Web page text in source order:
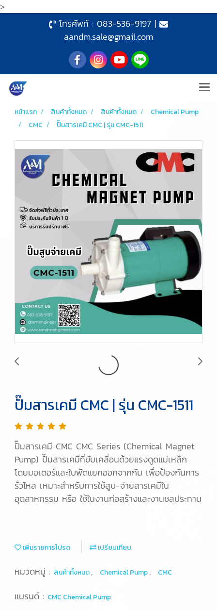
>
โทรศัพท์ : 083-536-9197|
aandm.sale@gmail.com
หน้าแรก สินค้าทั้งหมด สินค้าทั้งหมด
Chemical Pump
CMC
ปั๊มสารเคมี CMC | รุ่น CMC-1511
ปั๊มสารเคมี CMC | รุ่น CMC-1511
ปั๊มสารเคมี CMC CMC Series (Chemical Magnet
Pump) ปั๊มสารเคมีที่ขับเคลื่อนด้วยแรงดูดแม่เหล็ก
โดยมอเตอร์และใบพัดแยกออกจากกัน เพื่อป้องกันการ
รั่วไหล เหมาะสำหรับการใช้สูบ-จ่ายสารเคมีใน
อุตสาหกรรม หรือ ใช้ในงานก่อสร้างและงานชลประทาน
เพิ่มรายการโปรด เปรียบเทียบ
หมวดหมู่ : สินค้าทั้งหมด, Chemical Pump, CMC
แบรนด์ : CMC Chemical Pump